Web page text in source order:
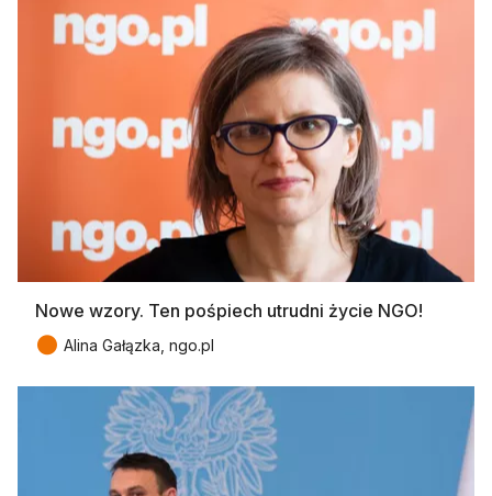
Nowe wzory. Ten pośpiech utrudni życie NGO!
● Alina Gałązka, ngo.pl